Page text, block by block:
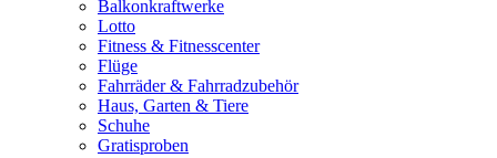
Balkonkraftwerke
Lotto
Fitness & Fitnesscenter
Flüge
Fahrräder & Fahrradzubehör
Haus, Garten & Tiere
Schuhe
Gratisproben